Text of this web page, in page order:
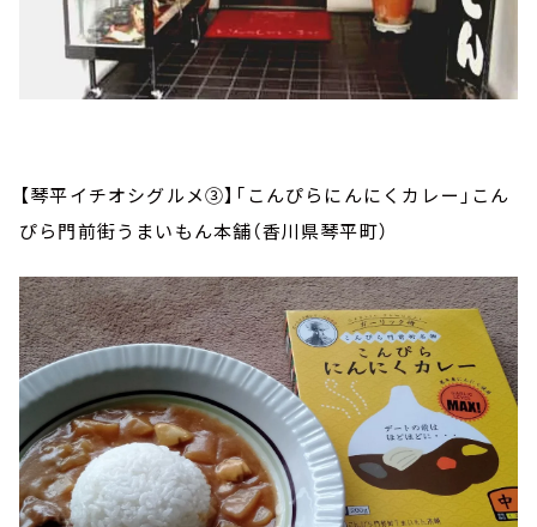
【琴平イチオシグルメ③】「こんぴらにんにくカレー」こん
ぴら門前街うまいもん本舗（香川県琴平町）